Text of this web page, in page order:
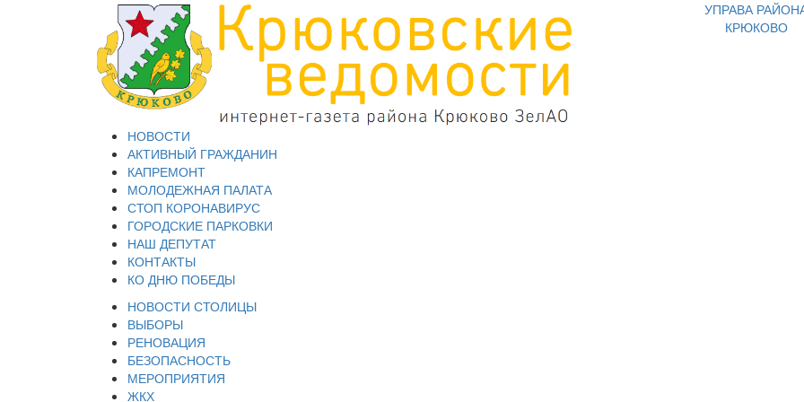
УПРАВА
КРЮКОВО
НОВОСТИ
АКТИВНЫЙ ГРАЖДАНИН
КАПРЕМОНТ
МОЛОДЕЖНАЯ ПАЛАТА
СТОП КОРОНАВИРУС
ГОРОДСКИЕ ПАРКОВКИ
НАШ ДЕПУТАТ
КОНТАКТЫ
КО ДНЮ ПОБЕДЫ
НОВОСТИ СТОЛИЦЫ
ВЫБОРЫ
РЕНОВАЦИЯ
БЕЗОПАСНОСТЬ
МЕРОПРИЯТИЯ
ЖКХ